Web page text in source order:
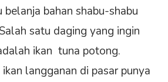
belanja bahan shabu-shabu
satu daging yang ingin
ikan tuna potong.
langganan di pasar punya